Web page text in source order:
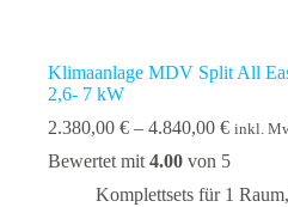
Klimaanlage MDV Split All
2,6- 7 kW
2.380,00 € – 4.840,00 €
bis
inkl.
Bewertet mit4.00 von 5
Komplettsets für 1 Raum,